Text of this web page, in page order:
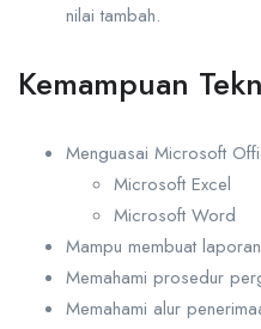
nilai tambah.
Kemampuan
Menguasai Microsoft
Microsoft Excel
Microsoft Word
Mampu membuat
Memahami prosedur
Memahami alur